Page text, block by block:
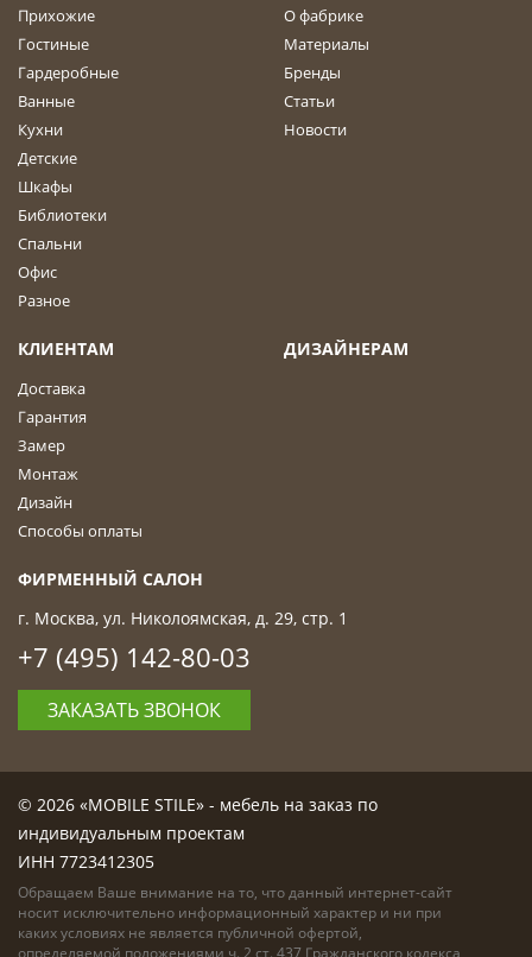
Прихожие
Гостиные
Гардеробные
Ванные
Кухни
Детские
Шкафы
Библиотеки
Спальни
Офис
Разное
О фабрике
Материалы
Бренды
Статьи
Новости
КЛИЕНТАМ
Доставка
Гарантия
Замер
Монтаж
Дизайн
Способы оплаты
ДИЗАЙНЕРАМ
ФИРМЕННЫЙ САЛОН
г. Москва, ул. Николоямская, д. 29, стр. 1
+7 (495) 142-80-03
ЗАКАЗАТЬ ЗВОНОК
© 2026 «MOBILE STILE» - мебель на заказ по
индивидуальным проектам
ИНН 7723412305
Обращаем Ваше внимание на то, что данный интернет-сайт
носит исключительно информационный характер и ни при
каких условиях не является публичной офертой,
определяемой положениями ч. 2 ст. 437 Гражданского кодекса